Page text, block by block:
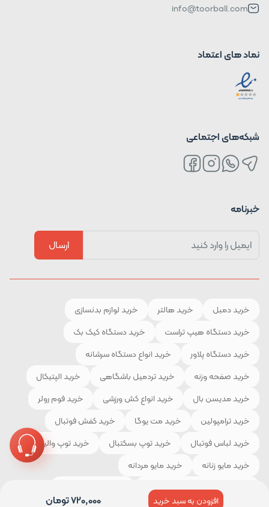
720,000تومان افزودن به سبد خرید
info@toorball.com
نماد های اعتماد
شبکه‌های اجتماعی
خبرنامه
ارسال
خرید دمبل خرید هالتر
خرید لوازم بدنسازی
خرید دستگاه هیپ تراست
خرید دستگاه کیک بک
خرید دستگاه پلاور
خرید انواع دستگاه سرشانه
خرید صفحه وزنه
خرید تردمیل باشگاهی
خرید الپتیکال
خرید مدیسن بال
خرید انواع کش ورزشی
خرید فوم رولر
خرید ترامپولین
خرید مت یوگا
خرید کفش فوتبال
خرید لباس فوتبال
خرید توپ بسکتبال
خرید توپ والیبال
خرید مایو زنانه
خرید مایو مردانه
خرید لوازم و تجهیزات کوهنوردی